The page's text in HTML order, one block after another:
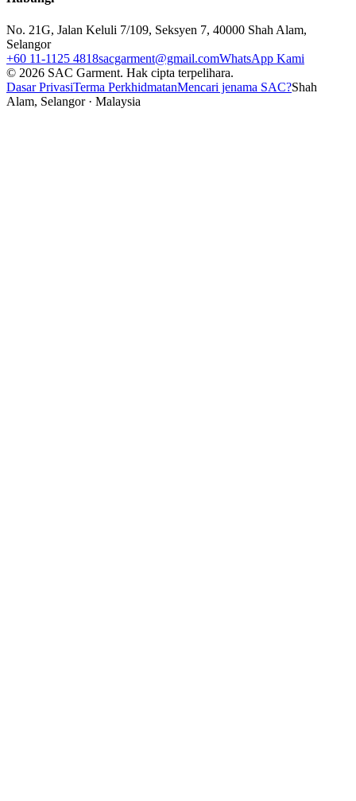
No. 21G, Jalan Keluli 7/109, Seksyen 7, 40000 Shah Alam,
Selangor
+60 11-1125 4818sacgarment@gmail.comWhatsApp Kami
© 2026 SAC Garment. Hak cipta terpelihara.
Dasar PrivasiTerma PerkhidmatanMencari jenama SAC?Shah
Alam, Selangor · Malaysia